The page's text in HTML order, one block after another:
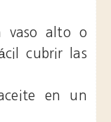
vaso alto o
cubrir las
en un